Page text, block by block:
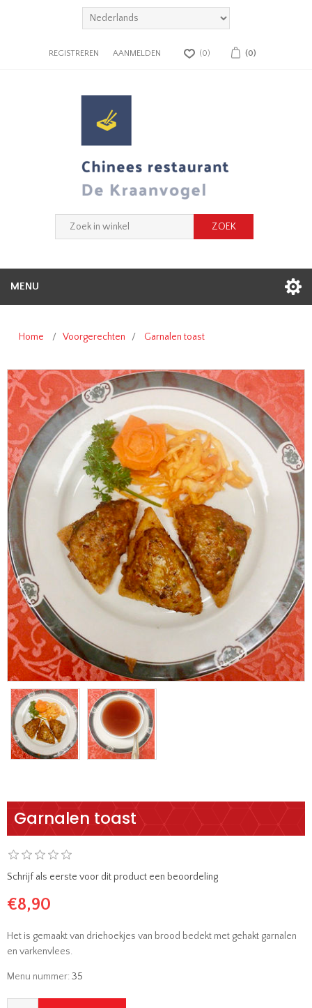
REGISTREREN AANMELDEN (0) (0)
MENU
Home / Voorgerechten / Garnalen toast
Garnalen toast
Schrijf als eerste voor dit product een beoordeling
€8,90
Het is gemaakt van driehoekjes van brood bedekt met gehakt garnalen
en varkenvlees.
Menu nummer: 35